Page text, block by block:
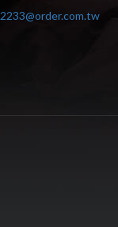
2233@order.com.tw